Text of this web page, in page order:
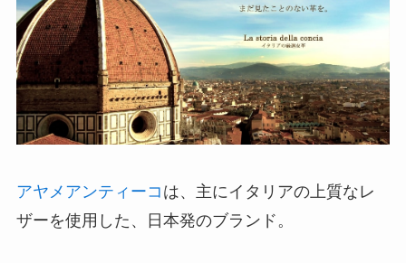
アヤメアンティーコ は、主にイタリアの上質なレ
ザーを使用した、日本発のブランド。